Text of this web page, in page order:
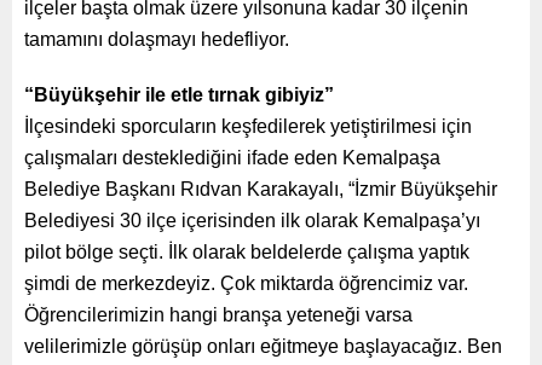
ilçeler başta olmak üzere yılsonuna kadar 30 ilçenin
tamamını dolaşmayı hedefliyor.
“Büyükşehir ile etle tırnak gibiyiz”
İlçesindeki sporcuların keşfedilerek yetiştirilmesi için
çalışmaları desteklediğini ifade eden Kemalpaşa
Belediye Başkanı Rıdvan Karakayalı, “İzmir Büyükşehir
Belediyesi 30 ilçe içerisinden ilk olarak Kemalpaşa’yı
pilot bölge seçti. İlk olarak beldelerde çalışma yaptık
şimdi de merkezdeyiz. Çok miktarda öğrencimiz var.
Öğrencilerimizin hangi branşa yeteneği varsa
velilerimizle görüşüp onları eğitmeye başlayacağız. Ben